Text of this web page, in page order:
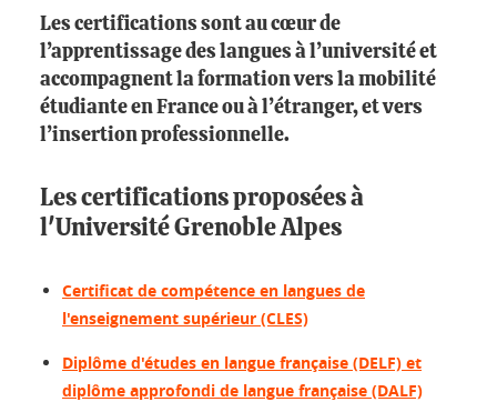
Les certifications sont au cœur de
l’apprentissage des langues à l’université et
accompagnent la formation vers la mobilité
étudiante en France ou à l’étranger, et vers
l’insertion professionnelle.
Les certifications proposées à
l'Université Grenoble Alpes
Certificat de compétence en langues de
l'enseignement supérieur (CLES)
Diplôme d'études en langue française (DELF) et
diplôme approfondi de langue française (DALF)